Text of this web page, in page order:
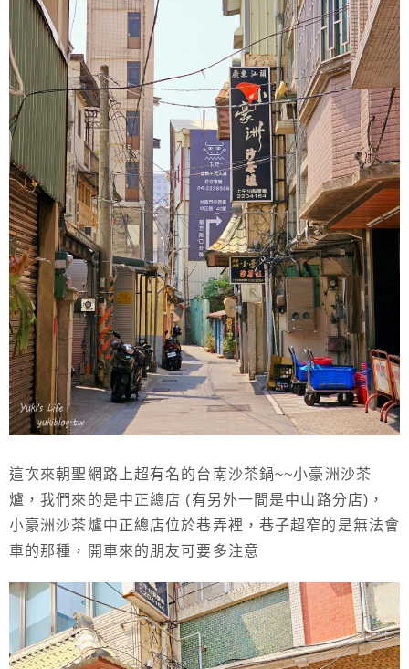
這次來朝聖網路上超有名的台南沙茶鍋~~小豪洲沙茶
爐，我們來的是中正總店 (有另外一間是中山路分店)，
小豪洲沙茶爐中正總店位於巷弄裡，巷子超窄的是無法會
車的那種，開車來的朋友可要多注意